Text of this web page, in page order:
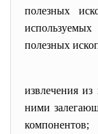
полезных
полезных
извлечения
ними
компонентов;